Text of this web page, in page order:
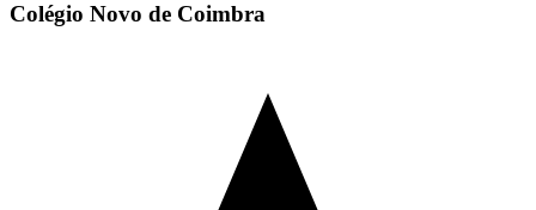
Colégio Novo de Coimbra